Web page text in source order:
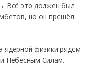
Всё это должен был
но он прошёл
ядерной физики рядом
Небесным Силам.